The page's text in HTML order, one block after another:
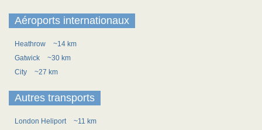
Aéroports internationaux
Heathrow
~14 km
Gatwick
~30 km
City
~27 km
Autres transports
London Heliport
~11 km